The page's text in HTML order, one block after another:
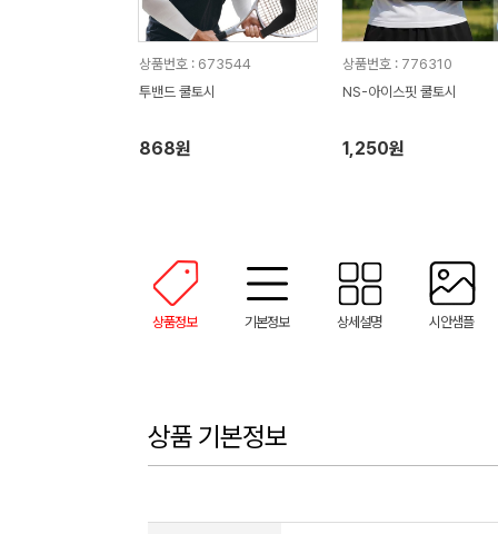
상품번호 : 673544
투밴드 쿨토시
868원
상품번호 : 776310
NS-아이스핏 쿨토시
1,250원
상품정보 기본정보 상세설명 시안샘플
상품 기본정보